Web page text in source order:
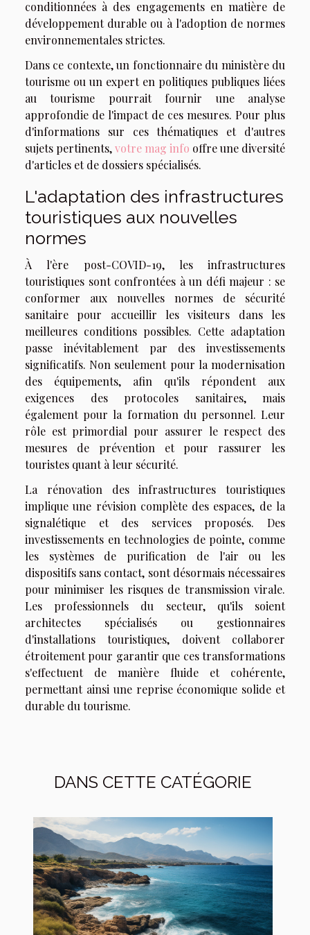
conditionnées à des engagements en matière de
développement durable ou à l'adoption de normes
environnementales strictes.
Dans ce contexte, un fonctionnaire du ministère du
tourisme ou un expert en politiques publiques liées
au tourisme pourrait fournir une analyse
approfondie de l'impact de ces mesures. Pour plus
d'informations sur ces thématiques et d'autres
sujets pertinents,votre mag info offre une diversité
d'articles et de dossiers spécialisés.
L'adaptation des infrastructures
touristiques aux nouvelles
normes
À l'ère post-COVID-19, les infrastructures
touristiques sont confrontées à un défi majeur : se
conformer aux nouvelles normes de sécurité
sanitaire pour accueillir les visiteurs dans les
meilleures conditions possibles. Cette adaptation
passe inévitablement par des investissements
significatifs. Non seulement pour la modernisation
des équipements, afin qu'ils répondent aux
exigences des protocoles sanitaires, mais
également pour la formation du personnel. Leur
rôle est primordial pour assurer le respect des
mesures de prévention et pour rassurer les
touristes quant à leur sécurité.
La rénovation des infrastructures touristiques
implique une révision complète des espaces, de la
signalétique et des services proposés. Des
investissements en technologies de pointe, comme
les systèmes de purification de l'air ou les
dispositifs sans contact, sont désormais nécessaires
pour minimiser les risques de transmission virale.
Les professionnels du secteur, qu'ils soient
architectes spécialisés ou gestionnaires
d'installations touristiques, doivent collaborer
étroitement pour garantir que ces transformations
s'effectuent de manière fluide et cohérente,
permettant ainsi une reprise économique solide et
durable du tourisme.
DANS CETTE CATÉGORIE